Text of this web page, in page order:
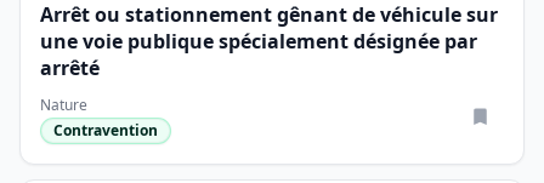
Arrêt ou stationnement gênant de véhicule sur
une voie publique spécialement désignée par
arrêté
Nature
Contravention